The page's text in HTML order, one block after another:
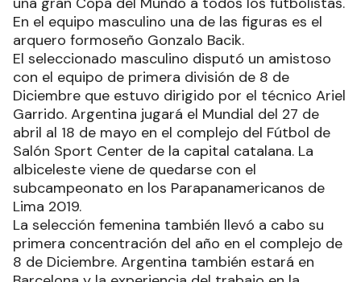
En el equipo masculino una de las figuras es el
arquero formoseño Gonzalo Bacik.
El seleccionado masculino disputó un amistoso
con el equipo de primera división de 8 de
Diciembre que estuvo dirigido por el técnico Ariel
Garrido. Argentina jugará el Mundial del 27 de
abril al 18 de mayo en el complejo del Fútbol de
Salón Sport Center de la capital catalana. La
albiceleste viene de quedarse con el
subcampeonato en los Parapanamericanos de
Lima 2019.
La selección femenina también llevó a cabo su
primera concentración del año en el complejo de
8 de Diciembre. Argentina también estará en